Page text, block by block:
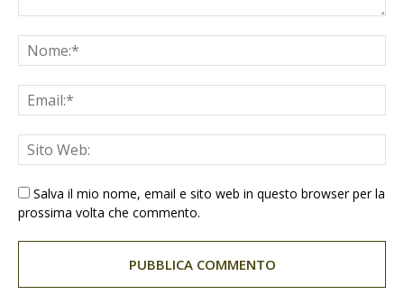
Salva il mio nome, email e sito web in questo browser per la
prossima volta che commento.